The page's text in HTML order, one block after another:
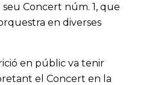
Concert núm. 1, que
en diverses
en públic va tenir
el Concert en la